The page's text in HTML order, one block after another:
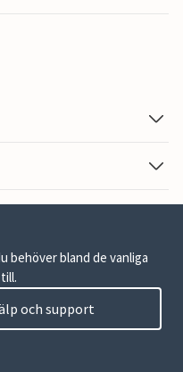
behöver bland de vanliga
och support